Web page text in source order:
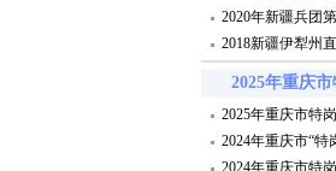
2020年新疆兵团
2018新疆伊犁州
2025年重庆
2025年重庆市特
2024年重庆市“特
2024年重庆市特